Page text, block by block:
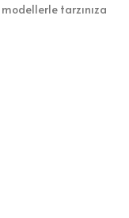
tarzınıza